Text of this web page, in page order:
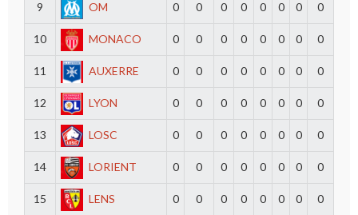
9 OM 0 0 0 0 0 0 0 0
10 MONACO 0 0 0 0 0 0 0 0
11 AUXERRE 0 0 0 0 0 0 0 0
12 LYON 0 0 0 0 0 0 0 0
13 LOSC 0 0 0 0 0 0 0 0
14 LORIENT 0 0 0 0 0 0 0 0
15 LENS 0 0 0 0 0 0 0 0